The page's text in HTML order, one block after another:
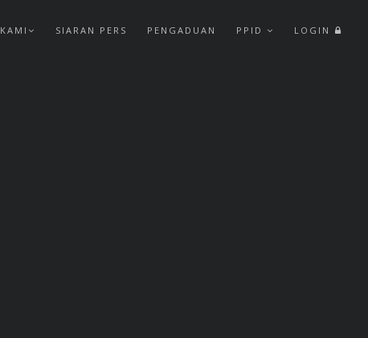
SIARAN PERS PENGADUAN PPID LOGIN